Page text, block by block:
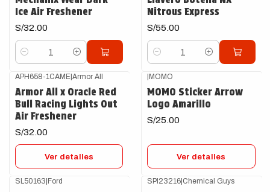
Ice Air Freshener
S/32.00
Cantidad
Nitrous Express
S/55.00
Cantidad
APH658-1CAME|Armor All
Armor All x Oracle Red
Bull Racing Lights Out
Air Freshener
S/32.00
Ver detalles
|MOMO
MOMO Sticker Arrow
Logo Amarillo
S/25.00
Ver detalles
SL50163|Ford SPI23216|Chemical Guys